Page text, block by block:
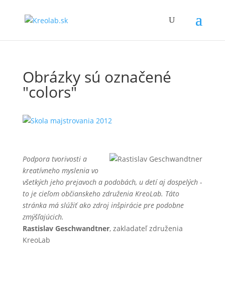
Obrázky sú označené
"colors"
Podpora tvorivosti a
kreatívneho myslenia vo
všetkých jeho prejavoch a podobách, u detí aj dospelých -
to je cieľom občianskeho združenia KreoLab. Táto
stránka má slúžiť ako zdroj inšpirácie pre podobne
zmýšľajúcich.
Rastislav Geschwandtner, zakladateľ združenia
KreoLab